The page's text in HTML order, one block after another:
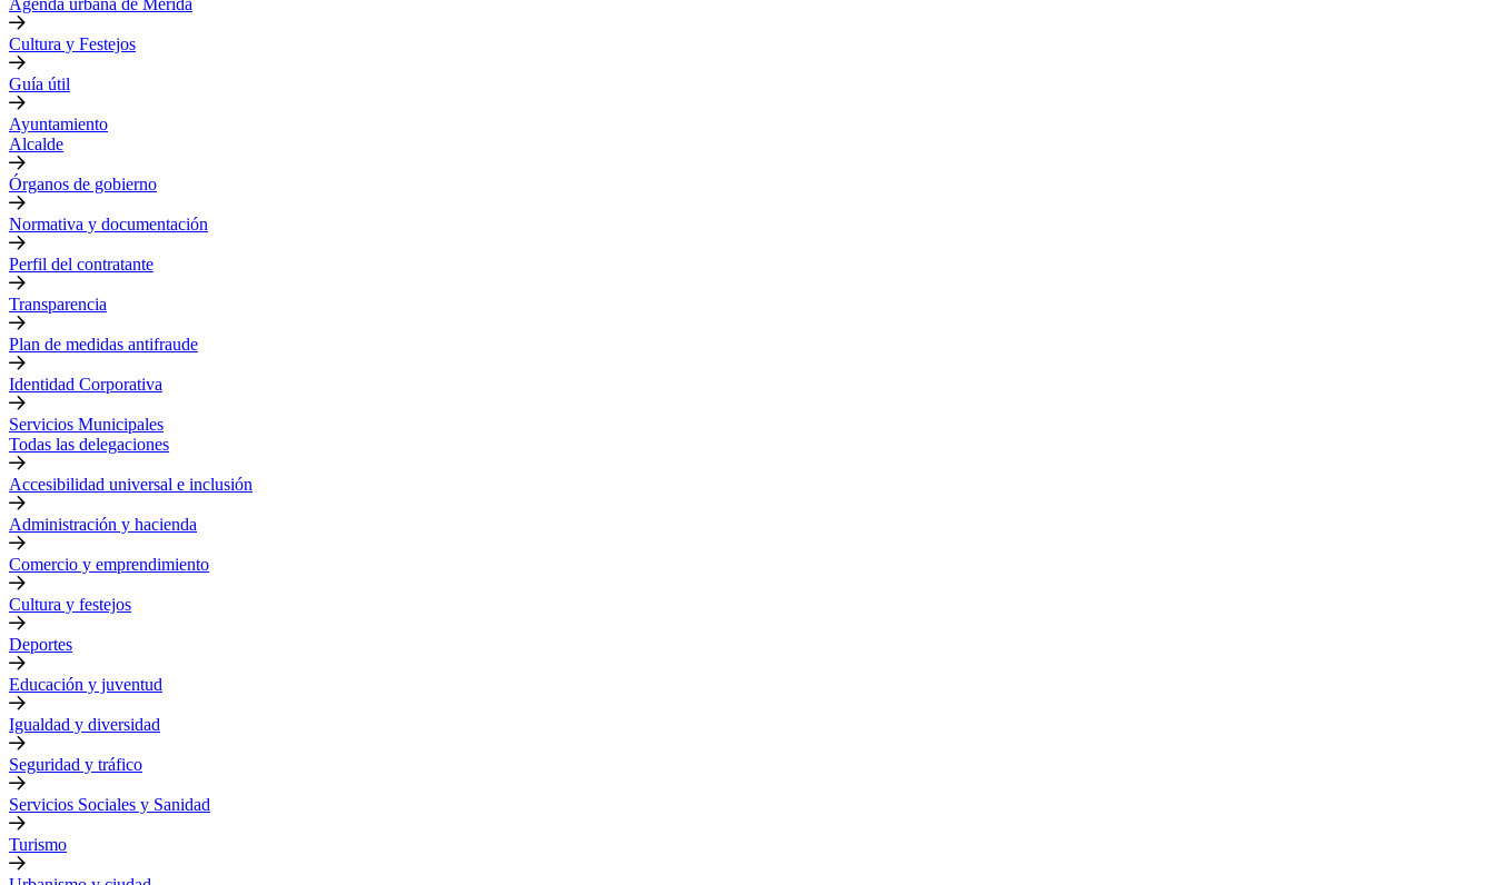
Agenda urbana de Mérida
Cultura y Festejos
Guía útil
Ayuntamiento
Alcalde
Órganos de gobierno
Normativa y documentación
Perfil del contratante
Transparencia
Plan de medidas antifraude
Identidad Corporativa
Servicios Municipales
Todas las delegaciones
Accesibilidad universal e inclusión
Administración y hacienda
Comercio y emprendimiento
Cultura y festejos
Deportes
Educación y juventud
Igualdad y diversidad
Seguridad y tráfico
Servicios Sociales y Sanidad
Turismo